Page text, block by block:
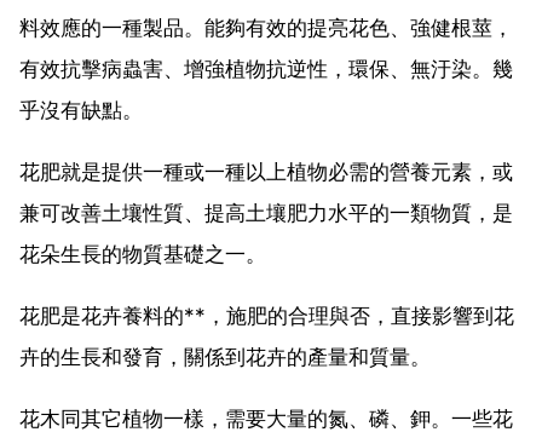
料效應的一種製品。能夠有效的提亮花色、強健根莖，
有效抗擊病蟲害、增強植物抗逆性，環保、無汙染。幾
乎沒有缺點。
花肥就是提供一種或一種以上植物必需的營養元素，或
兼可改善土壤性質、提高土壤肥力水平的一類物質，是
花朵生長的物質基礎之一。
花肥是花卉養料的**，施肥的合理與否，直接影響到花
卉的生長和發育，關係到花卉的產量和質量。
花木同其它植物一樣，需要大量的氮、磷、鉀。一些花